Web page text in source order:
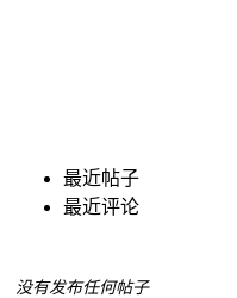
最近帖子
最近评论
没有发布任何帖子